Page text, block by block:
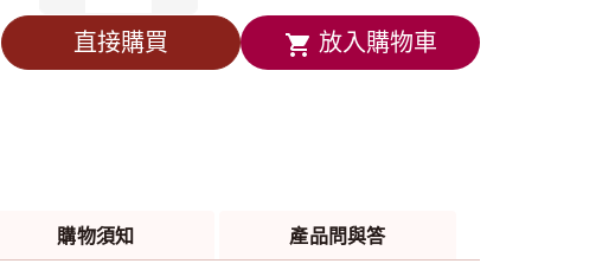
素食術後燉湯-溫補2號餐選用「莊淑旂養生莊園」
精心調配的天然草本複方
包搭配莊淑旂醫學博士祖
加熱即可食用
直接購買 放入購物車
購物須知 產品問與答